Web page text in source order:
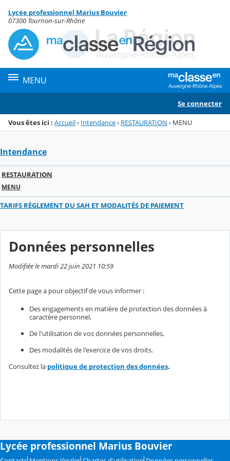
Menu de la rubrique
Contenu
Lycée professionnel Marius Bouvier
07300 Tournon-sur-Rhône
MENU
Se connecter
Vous êtes ici : Accueil› Intendance› RESTAURATION › MENU
Intendance
RESTAURATION
MENU
TARIFS RÈGLEMENT DU SAH ET MODALITÉS DE PAIEMENT
Données personnelles
Modifiée le mardi 22 juin 2021 10:59
Cette page a pour objectif de vous informer :
Des engagements en matière de protection des données à
caractère personnel,
De l'utilisation de vos données personnelles,
Des modalités de l'exercice de vos droits.
Consultez la politique de protection des données.
Lycée professionnel Marius Bouvier